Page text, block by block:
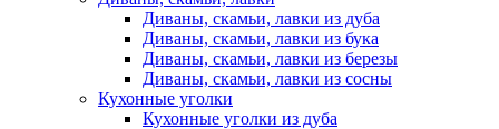
Диваны, скамьи, лавки из дуба
Диваны, скамьи, лавки из бука
Диваны, скамьи, лавки из березы
Диваны, скамьи, лавки из сосны
Кухонные уголки
Кухонные уголки из дуба